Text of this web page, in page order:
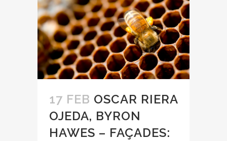
17 FEB OSCAR RIERA
OJEDA, BYRON
HAWES – FAÇADES: